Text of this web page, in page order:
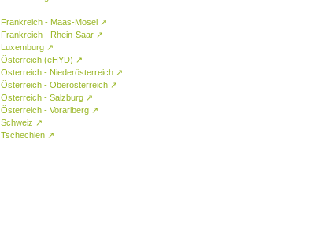
Frankreich - Maas-Mosel ↗
Frankreich - Rhein-Saar ↗
Luxemburg ↗
Österreich (eHYD) ↗
Österreich - Niederösterreich ↗
Österreich - Oberösterreich ↗
Österreich - Salzburg ↗
Österreich - Vorarlberg ↗
Schweiz ↗
Tschechien ↗